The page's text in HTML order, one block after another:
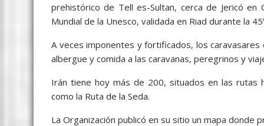
prehistórico de Tell es-Sultan, cerca de Jericó
Mundial de la Unesco, validada en Riad durante la
A veces imponentes y fortificados, los
albergue y comida a las caravanas, peregrinos y
Irán tiene hoy más de 200, situados en las rutas
como la Ruta de la Seda.
La Organización publicó en su sitio un mapa